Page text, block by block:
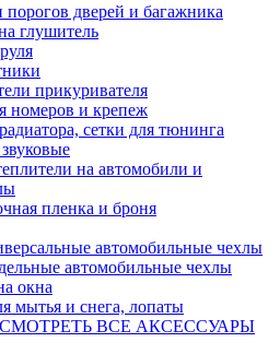
порогов дверей и багажника
глушитель
прикуривателя
номеров и крепеж
сетки для тюнинга
на автомобили и
пленка и броня
автомобильные чехлы
автомобильные чехлы
окна
мытья и снега, лопаты
ВСЕ АКСЕССУАРЫ